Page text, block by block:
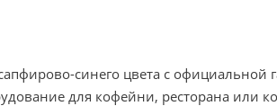
синего цвета с официальной
для кофейни, ресторана или